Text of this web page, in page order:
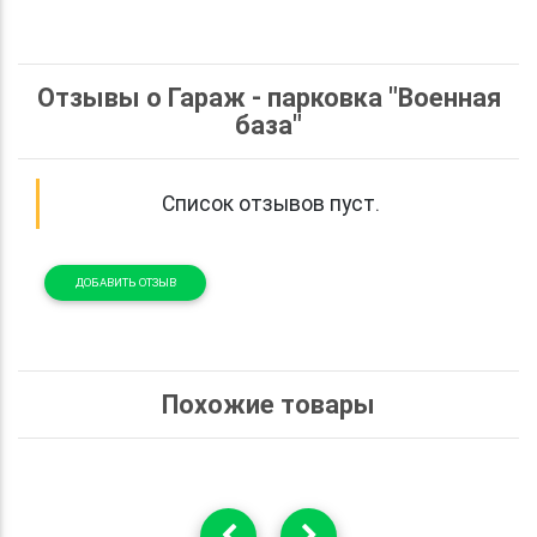
Отзывы о Гараж - парковка "Военная
база"
Список отзывов пуст.
ДОБАВИТЬ ОТЗЫВ
Похожие товары